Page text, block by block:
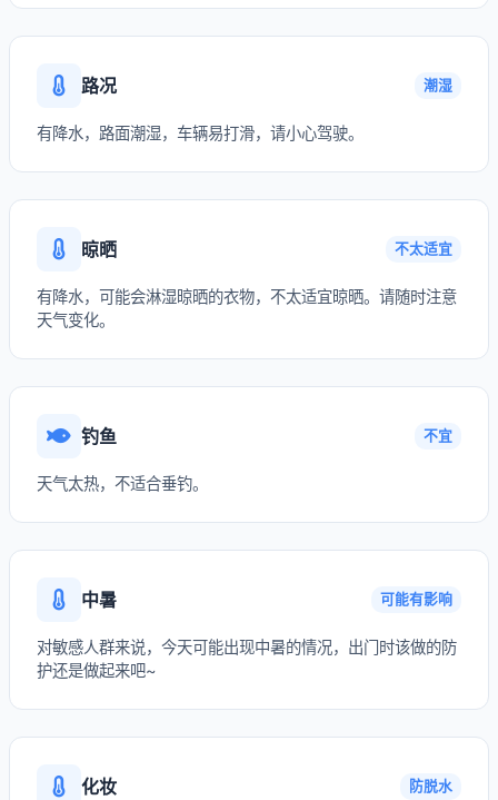
路况 潮湿
有降水，路面潮湿，车辆易打滑，请小心驾驶。
晾晒 不太适宜
有降水，可能会淋湿晾晒的衣物，不太适宜晾晒。请随时注意
天气变化。
钓鱼 不宜
天气太热，不适合垂钓。
中暑 可能有影响
对敏感人群来说，今天可能出现中暑的情况，出门时该做的防
护还是做起来吧~
化妆 防脱水